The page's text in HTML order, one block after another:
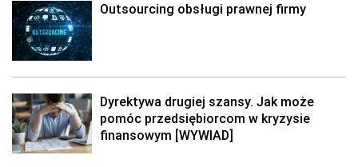
Outsourcing obsługi prawnej firmy
Dyrektywa drugiej szansy. Jak może
pomóc przedsiębiorcom w kryzysie
finansowym [WYWIAD]